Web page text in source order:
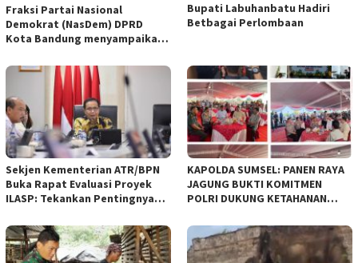
Fraksi Partai Nasional
Demokrat (NasDem) DPRD
Kota Bandung menyampaikan
empat Rancangan Peraturan
Daerah (Raperda) yang
diajukan Pemerintah Kota
Bandung
Bupati Labuhanbatu Hadiri
Betbagai Perlombaan
Sekjen Kementerian ATR/BPN
Buka Rapat Evaluasi Proyek
ILASP: Tekankan Pentingnya
Anggaran
KAPOLDA SUMSEL: PANEN RAYA
JAGUNG BUKTI KOMITMEN
POLRI DUKUNG KETAHANAN